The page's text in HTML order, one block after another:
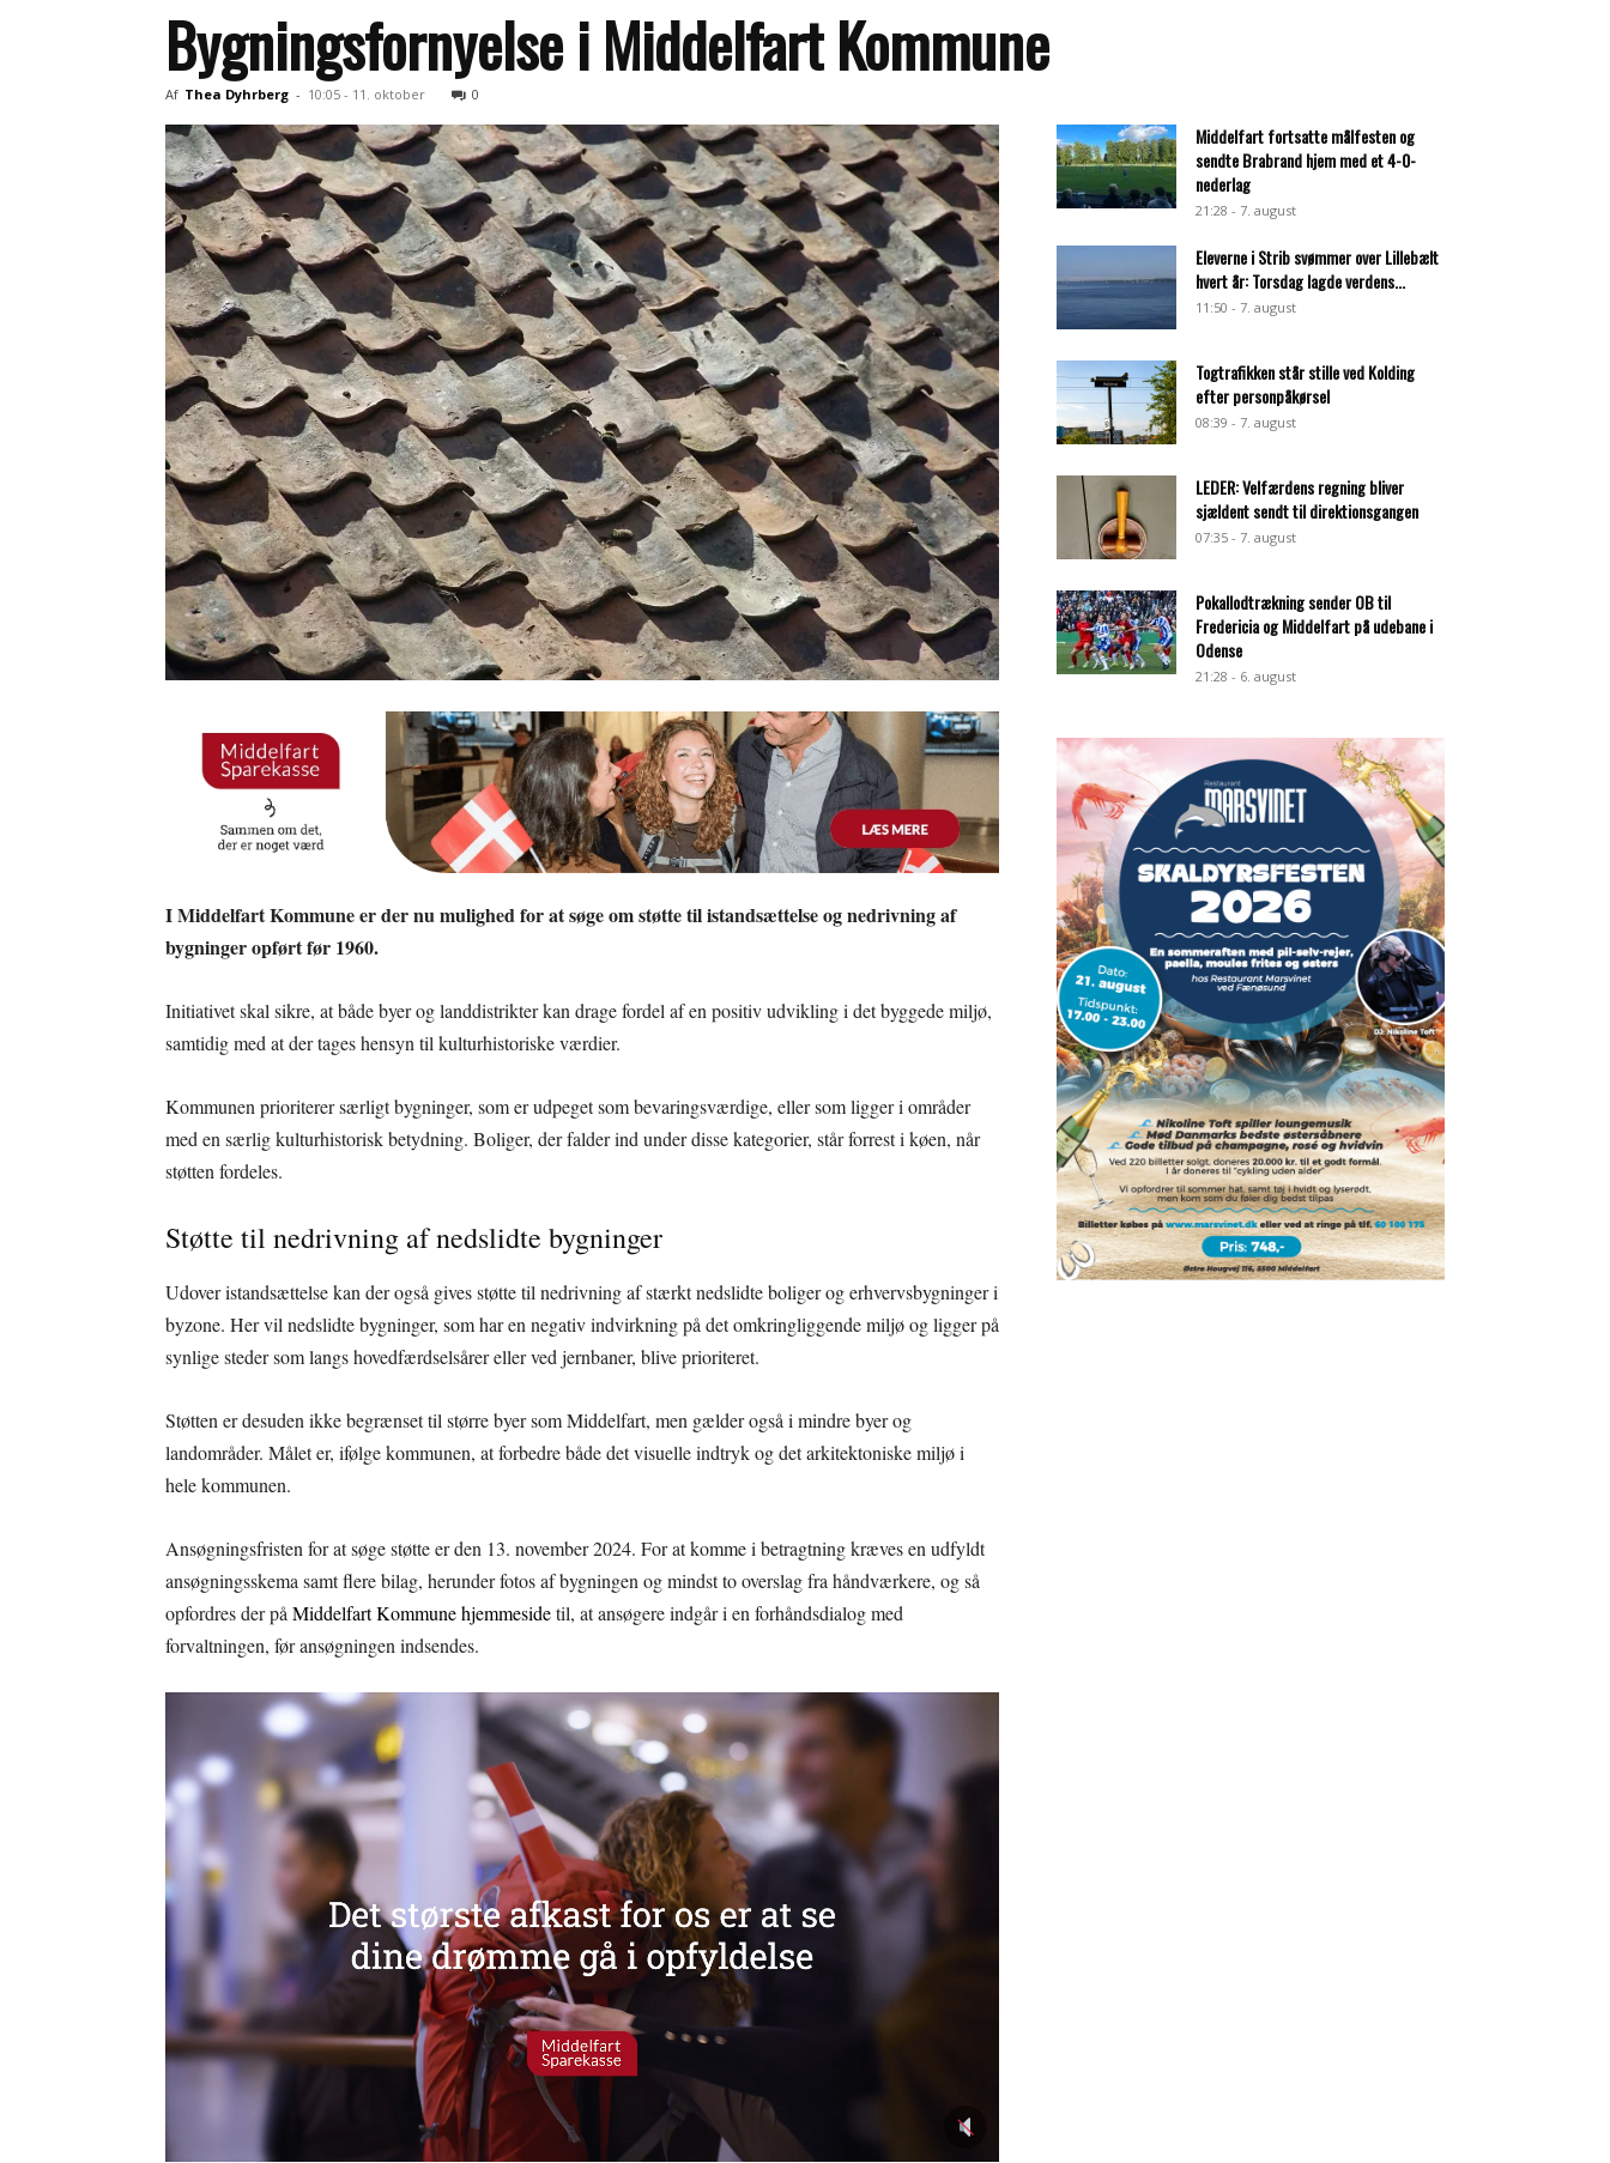
Bygningsfornyelse i Middelfart Kommune
Af Thea Dyhrberg - 10:05 - 11. oktober 0
I Middelfart Kommune er der nu mulighed for at søge om støtte til istandsættelse og nedrivning af
bygninger opført før 1960.
Initiativet skal sikre, at både byer og landdistrikter kan drage fordel af en positiv udvikling i det byggede miljø,
samtidig med at der tages hensyn til kulturhistoriske værdier.
Kommunen prioriterer særligt bygninger, som er udpeget som bevaringsværdige, eller som ligger i områder
med en særlig kulturhistorisk betydning. Boliger, der falder ind under disse kategorier, står forrest i køen, når
støtten fordeles.
Støtte til nedrivning af nedslidte bygninger
Udover istandsættelse kan der også gives støtte til nedrivning af stærkt nedslidte boliger og erhvervsbygninger i
byzone. Her vil nedslidte bygninger, som har en negativ indvirkning på det omkringliggende miljø og ligger på
synlige steder som langs hovedfærdselsårer eller ved jernbaner, blive prioriteret.
Støtten er desuden ikke begrænset til større byer som Middelfart, men gælder også i mindre byer og
landområder. Målet er, ifølge kommunen, at forbedre både det visuelle indtryk og det arkitektoniske miljø i
hele kommunen.
Ansøgningsfristen for at søge støtte er den 13. november 2024. For at komme i betragtning kræves en udfyldt
ansøgningsskema samt flere bilag, herunder fotos af bygningen og mindst to overslag fra håndværkere, og så
opfordres der på Middelfart Kommune hjemmesidetil, at ansøgere indgår i en forhåndsdialog med
forvaltningen, før ansøgningen indsendes.
Middelfart fortsatte målfesten og
sendte Brabrand hjem med et 4-0-
nederlag
21:28 - 7. august
Eleverne i Strib svømmer over Lillebælt
hvert år: Torsdag lagde verdens...
11:50 - 7. august
Togtrafikken står stille ved Kolding
efter personpåkørsel
08:39 - 7. august
LEDER: Velfærdens regning bliver
sjældent sendt til direktionsgangen
07:35 - 7. august
Pokallodtrækning sender OB til
Fredericia og Middelfart på udebane i
Odense
21:28 - 6. august